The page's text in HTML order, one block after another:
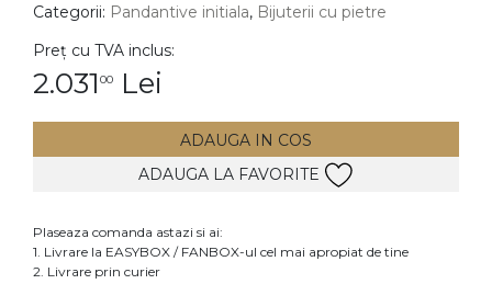
Inele
Cercei
Bratari
Lanturi
Pandantive
Categorii: Pandantive initiala, Bijuterii cu pietre
Preț cu TVA inclus:
2.031 00 Lei
ADAUGA IN COS
ADAUGA LA FAVORITE
Plaseaza comanda astazi si ai:
1. Livrare la EASYBOX / FANBOX-ul cel mai apropiat de tine
2. Livrare prin curier